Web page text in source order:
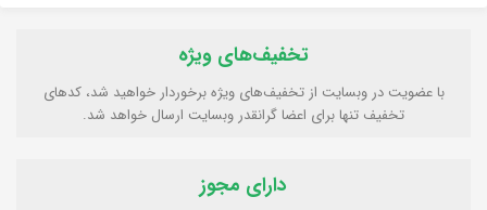
تخفیف‌های ویژه
با عضویت در وبسایت از تخفیف‌های ویژه برخوردار خواهید شد، کدهای
تخفیف تنها برای اعضا گرانقدر وبسایت ارسال خواهد شد.
دارای مجوز